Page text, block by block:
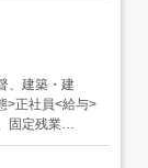
、建築・建
>正社員<給与>
固定残業
記を超えて残